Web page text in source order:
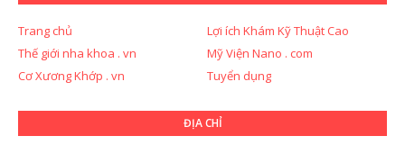
Trang chủ
Lợi ích Khám Kỹ Thuật Cao
Thế giới nha khoa . vn
Mỹ Viện Nano . com
Cơ Xương Khớp . vn
Tuyển dụng
ĐỊA CHỈ